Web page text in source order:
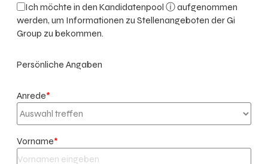
Ich möchte in denKandidatenpool ⓘaufgenommen
werden, um Informationen zu Stellenangeboten der Gi
Group zu bekommen.
Persönliche Angaben
Anrede*
Vorname*